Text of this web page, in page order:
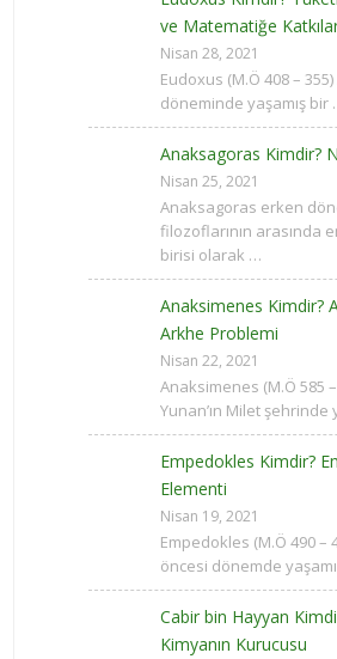
ve Matematiğe
Nisan 28, 2021
Eudoxus (M.Ö 408 –
döneminde yaşamış bir
Anaksagoras Kimdir?
Nisan 25, 2021
Anaksagoras erken
filozoflarının arasında
birisi olarak …
Anaksimenes Kimdir?
Arkhe Problemi
Nisan 22, 2021
Anaksimenes (M.Ö 585
Yunan’ın Milet şehrinde
Empedokles Kimdir?
Elementi
Nisan 19, 2021
Empedokles (M.Ö 490 –
öncesi dönemde
Cabir bin Hayyan
Kimyanın Kurucusu